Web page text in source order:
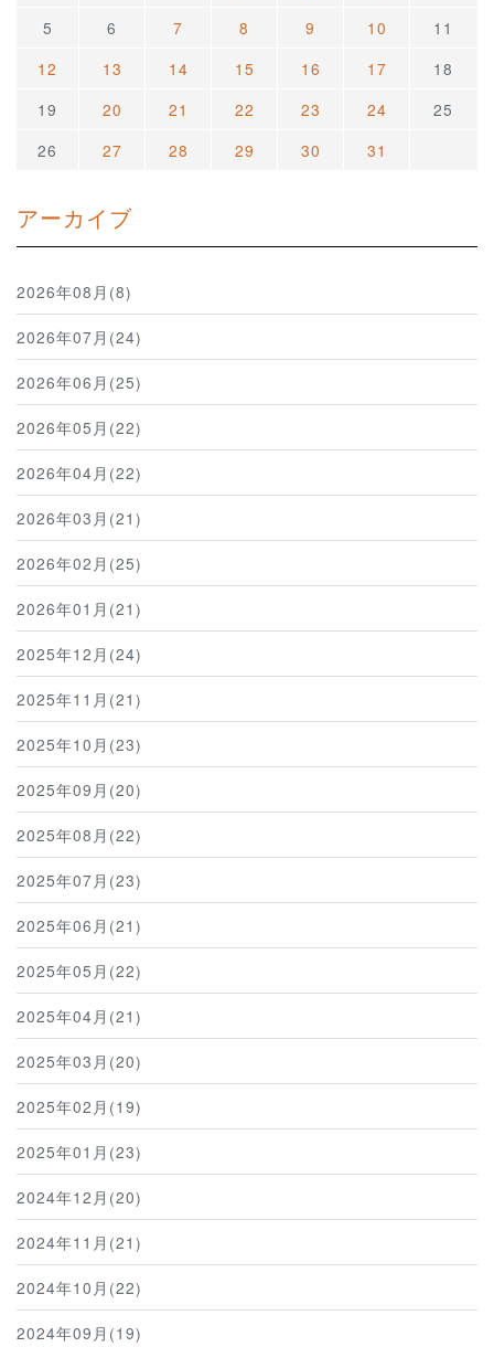
5
6 7 8 9 10
11
12
13 14 15 16 17
18
19
20 21 22 23 24
25
26
27 28 29 30 31
アーカイブ
2026年08月(8)
2026年07月(24)
2026年06月(25)
2026年05月(22)
2026年04月(22)
2026年03月(21)
2026年02月(25)
2026年01月(21)
2025年12月(24)
2025年11月(21)
2025年10月(23)
2025年09月(20)
2025年08月(22)
2025年07月(23)
2025年06月(21)
2025年05月(22)
2025年04月(21)
2025年03月(20)
2025年02月(19)
2025年01月(23)
2024年12月(20)
2024年11月(21)
2024年10月(22)
2024年09月(19)